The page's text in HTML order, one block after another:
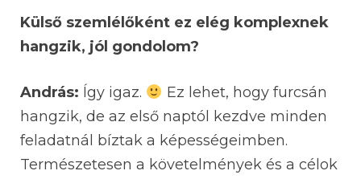
Külső szemlélőként ez elég komplexnek
hangzik, jól gondolom?
András: Így igaz.
Ez lehet, hogy furcsán
hangzik, de az első naptól kezdve minden
feladatnál bíztak a képességeimben.
Természetesen a követelmények és a célok